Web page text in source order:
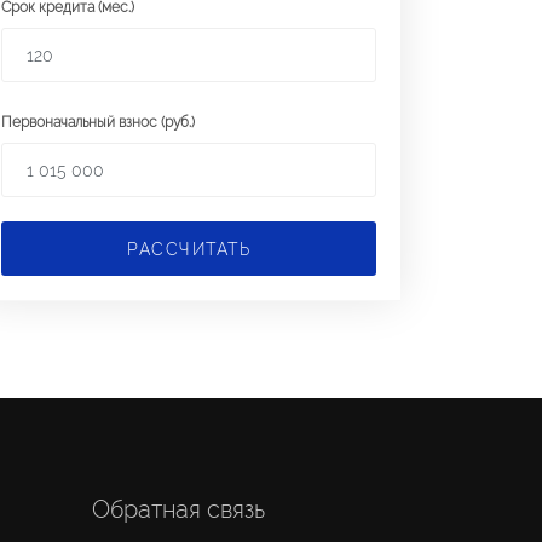
Срок кредита (мес.)
Первоначальный взнос (руб.)
РАССЧИТАТЬ
Обратная связь